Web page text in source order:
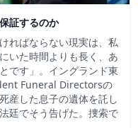
証するのか
ればならない現実は、私
いた時間よりも長く、あ
です」。イングランド東
Funeral Directorsの
産した息子の遺体を託し
廷でそう告げた。捜索で